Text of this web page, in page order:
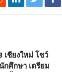
เชียงใหม่ โชว์
กศึกษา เตรียม